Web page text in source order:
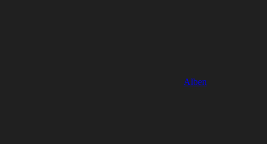
Alben